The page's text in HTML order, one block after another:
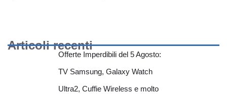
Articoli recenti
Offerte Imperdibili del 5 Agosto:
TV Samsung, Galaxy Watch
Ultra2, Cuffie Wireless e molto